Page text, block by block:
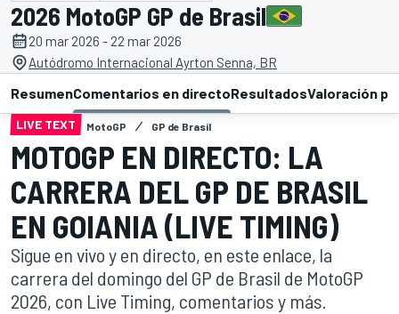
2026 MotoGP GP de Brasil
20 mar 2026 - 22 mar 2026
Autódromo Internacional Ayrton Senna, BR
ResumenComentarios en directoResultadosValoración
LIVE TEXT MotoGP GP de Brasil
MOTOGP EN DIRECTO: LA
CARRERA DEL GP DE BRASIL
EN GOIANIA (LIVE TIMING)
Sigue en vivo y en directo, en este enlace, la
carrera del domingo del GP de Brasil de MotoGP
2026, con Live Timing, comentarios y más.